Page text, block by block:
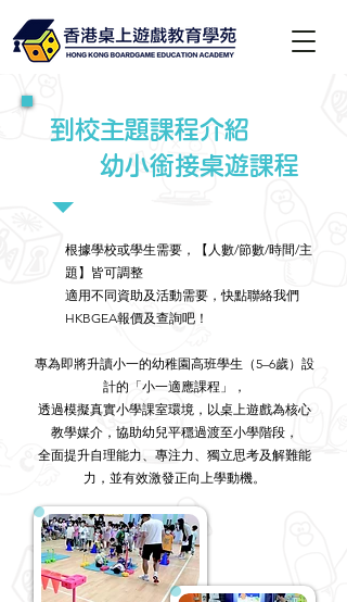
到校主題課程介紹
幼小銜接桌遊課程
根據學校或學生需要，【人數/節數/時間/主
題】皆可調整
適用不同資助及活動需要，快點聯絡我們
HKBGEA報價及查詢吧！
專為即將升讀小一的幼稚園高班學生（5–6歲）設
計的「小一適應課程」，
透過模擬真實小學課室環境，以桌上遊戲為核心
教學媒介，協助幼兒平穩過渡至小學階段，
全面提升自理能力、專注力、獨立思考及解難能
力，並有效激發正向上學動機。